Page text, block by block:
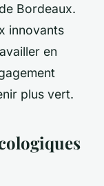
Bordeaux.
innovants
en
plus vert.